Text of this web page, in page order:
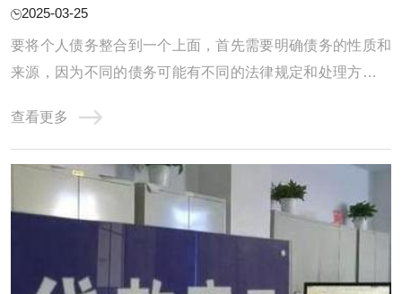
2025-03-25
要将个人债务整合到一个上面，首先需要明确债务的性质和
来源，因为不同的债务可能有不同的法律规定和处理方式。
类单独个人债务：这是指仅由一个人承担的债务，不涉及其
他共同债务人。共同债务：在某些情况下，个人债务可能转
化为共同债务。例如，根据《中华人民共和国 ...
查看更多